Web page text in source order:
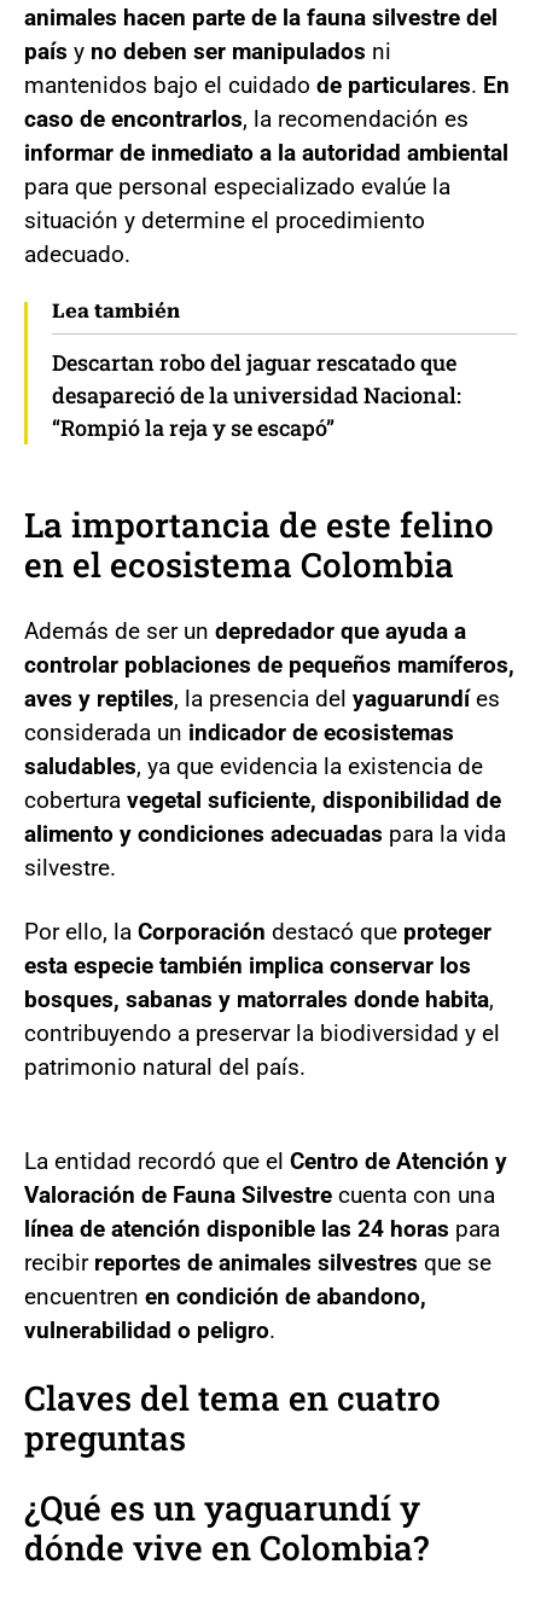
animales hacen parte de la fauna silvestre del
país y no deben ser manipulados ni
mantenidos bajo el cuidado de particulares. En
caso de encontrarlos, la recomendación es
informar de inmediato a la autoridad ambiental
para que personal especializado evalúe la
situación y determine el procedimiento
adecuado.
Lea también
Descartan robo del jaguar rescatado que
desapareció de la universidad Nacional:
“Rompió la reja y se escapó”
La importancia de este felino
en el ecosistema Colombia
Además de ser un depredador que ayuda a
controlar poblaciones de pequeños mamíferos,
aves y reptiles, la presencia del yaguarundíes
considerada un indicador de ecosistemas
saludables, ya que evidencia la existencia de
cobertura vegetal suficiente, disponibilidad de
alimento y condiciones adecuadas para la vida
silvestre.
Por ello, la Corporación destacó que proteger
esta especie también implica conservar los
bosques, sabanas y matorrales donde habita,
contribuyendo a preservar la biodiversidad y el
patrimonio natural del país.
La entidad recordó que el Centro de Atención y
Valoración de Fauna Silvestre cuenta con una
línea de atención disponible las 24 horas para
recibir reportes de animales silvestres que se
encuentren en condición de abandono,
vulnerabilidad o peligro.
Claves del tema en cuatro
preguntas
¿Qué es un yaguarundí y
dónde vive en Colombia?